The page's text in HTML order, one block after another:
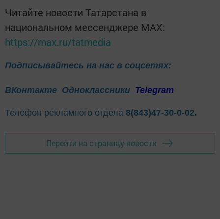
Читайте новости Татарстана в
национальном мессенджере MАХ:
https://max.ru/tatmedia
Подписывайтесь на нас в соцсетях:
ВКонтакте Одноклассники Telegram
Телефон рекламного отдела 8(843)47-30-0-02.
Перейти на страницу новости